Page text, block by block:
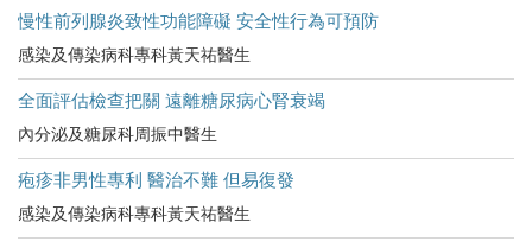
慢性前列腺炎致性功能障礙 安全性行為可預防
感染及傳染病科專科黃天祐醫生
全面評估檢查把關 遠離糖尿病心腎衰竭
內分泌及糖尿科周振中醫生
疱疹非男性專利 醫治不難 但易復發
感染及傳染病科專科黃天祐醫生